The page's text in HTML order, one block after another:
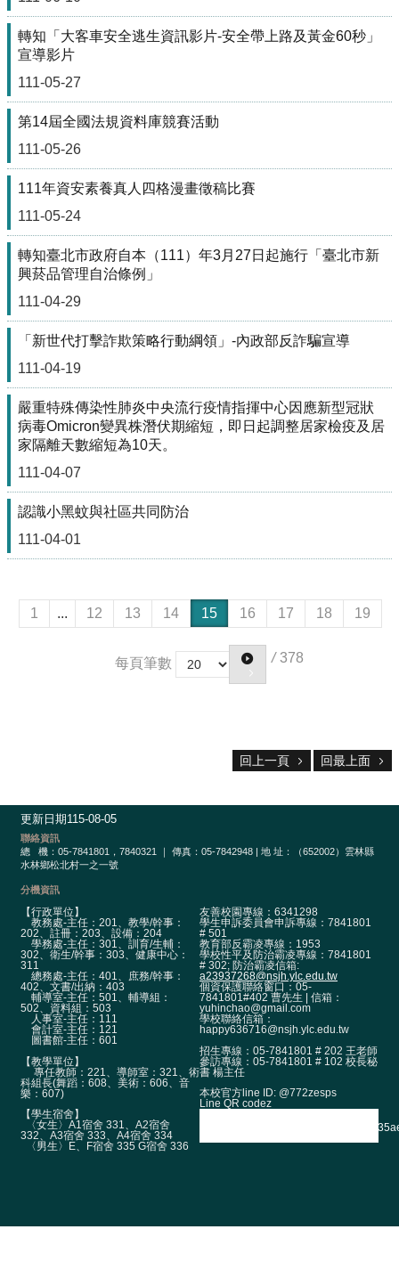
招
生
資
雲
端
學
交
通
資
訊
課
程
計
畫
英
口
說
展
能
學
區
樂、
料
開
放
宣
告
隱
私
權
宣
告
資
安
政
策
校
台
轉知「大客車安全逃生資訊影片-安全帶上路及黃金60秒」
宣導影片
111-05-27
第14屆全國法規資料庫競賽活動
111-05-26
111年資安素養真人四格漫畫徵稿比賽
111-05-24
轉知臺北市政府自本（111）年3月27日起施行「臺北市新
興菸品管理自治條例」
111-04-29
「新世代打擊詐欺策略行動綱領」-內政部反詐騙宣導
111-04-19
嚴重特殊傳染性肺炎中央流行疫情指揮中心因應新型冠狀
病毒Omicron變異株潛伏期縮短，即日起調整居家檢疫及居
家隔離天數縮短為10天。
111-04-07
認識小黑蚊與社區共同防治
111-04-01
1 ... 12 13 14 15 16 17 18 19
每頁筆數 / 378
回上一頁 回最上面
更新日期115-08-05
聯絡資訊
總
機：05-7841801，7840321 ｜ 傳真：05-7842948 | 地 址：（652002）雲林縣
水林鄉松北村一之一號
分機資訊
【行政單位】
教務處-主任：201、教學/幹事：
202、註冊：203、設備：204
學務處-主任：301、訓育/生輔：
302、衛生/幹事：303、健康中心：
311
總務處-主任：401、庶務/幹事：
402、文書/出納：403
輔導室-主任：501、輔導組：
502、資料組：503
人事室-主任：111
會計室-主任：121
圖書館-主任：601
【教學單位】
專任教師：221、導師室：321、術
科組長(舞蹈：608、美術：606、音
樂：607)
【學生宿舍】
〈女生〉A1宿舍 331、A2宿舍
332、A3宿舍 333、A4宿舍 334
〈男生〉E、F宿舍 335 G宿舍 336
友善校園專線：6341298
學生申訴委員會申訴專線：7841801
# 501
教育部反霸凌專線：1953
學校性平及防治霸凌專線：7841801
# 302; 防治霸凌信箱:
a23937268@nsjh.ylc.edu.tw
個資保護聯絡窗口：05-
7841801#402 曹先生 | 信箱：
yuhinchao@gmail.com
學校聯絡信箱：
happy636716@nsjh.ylc.edu.tw
招生專線：05-7841801 # 202 王老師
參訪專線：05-7841801 # 102 校長秘
書 楊主任
本校官方line ID: @772zesps
Line QR codez